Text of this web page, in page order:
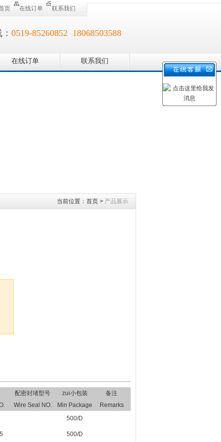
页 在线订单 联系我们
0519-85260852 18068503588
在线订单 联系我们
当前位置： 首页 > 产品展示
配密封堵型号
Wire Seal NO.
zui小包装
Min Package
备注
Remarks
500/D
500/D